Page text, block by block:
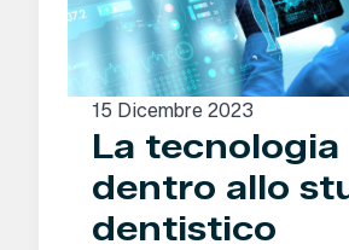
15 Dicembre 2023
La tecnologia
dentro allo
dentistico